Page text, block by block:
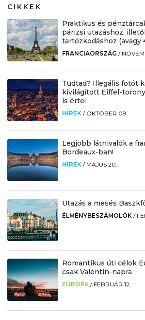
CIKKEK
Praktikus és
párizsi utazáshoz,
tartózkodáshoz (avagy
FRANCIAORSZÁG /
Tudtad? Illegális fotót
kivilágított Eiffel-
is érte!
HÍREK / OKTÓBER 08.
Legjobb látnivalók a
Bordeaux-ban!
HÍREK / MÁJUS 20.
Utazás a mesés
ÉLMÉNYBESZÁMOLÓK /
Romantikus úti célok
csak Valentin-napra
EURÓPA / FEBRUÁR 12.